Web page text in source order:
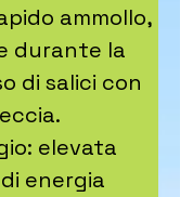
ammollo,
durante la
di salici con
elevata
energia